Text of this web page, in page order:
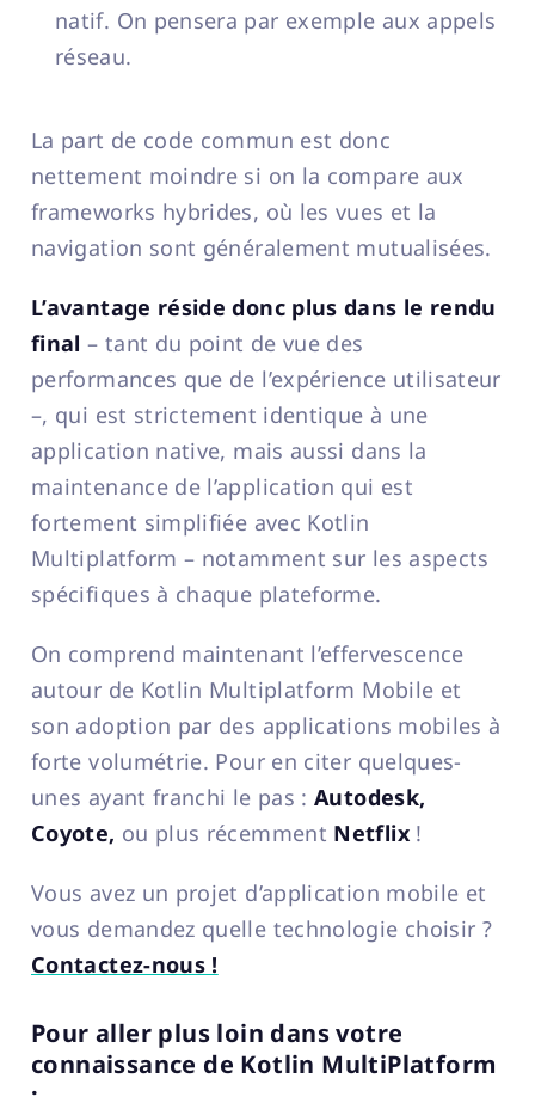
natif. On pensera par exemple aux appels
réseau.
La part de code commun est donc
nettement moindre si on la compare aux
frameworks hybrides, où les vues et la
navigation sont généralement mutualisées.
L’avantage réside donc plus dans le rendu
final – tant du point de vue des
performances que de l’expérience utilisateur
–, qui est strictement identique à une
application native, mais aussi dans la
maintenance de l’application qui est
fortement simplifiée avec Kotlin
Multiplatform – notamment sur les aspects
spécifiques à chaque plateforme.
On comprend maintenant l’effervescence
autour de Kotlin Multiplatform Mobile et
son adoption par des applications mobiles à
forte volumétrie. Pour en citer quelques-
unes ayant franchi le pas :Autodesk,
Coyote, ou plus récemment Netflix!
Vous avez un projet d’application mobile et
vous demandez quelle technologie choisir ?
Contactez-nous !
Pour aller plus loin dans votre
connaissance de Kotlin MultiPlatform